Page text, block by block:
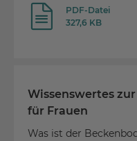
PDF-Datei
327,6 KB
Wissenswertes
für Frauen
Was ist der